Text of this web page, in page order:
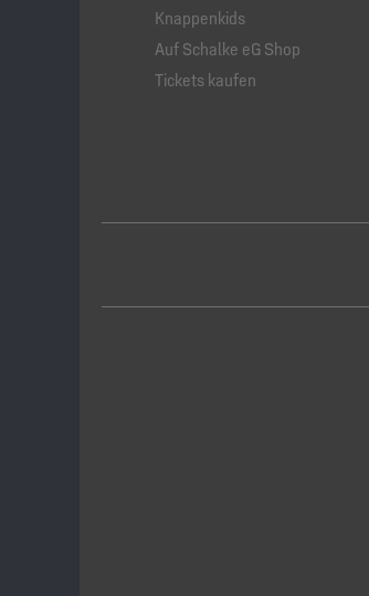
Knappenkids
Auf Schalke eG Shop
Tickets kaufen